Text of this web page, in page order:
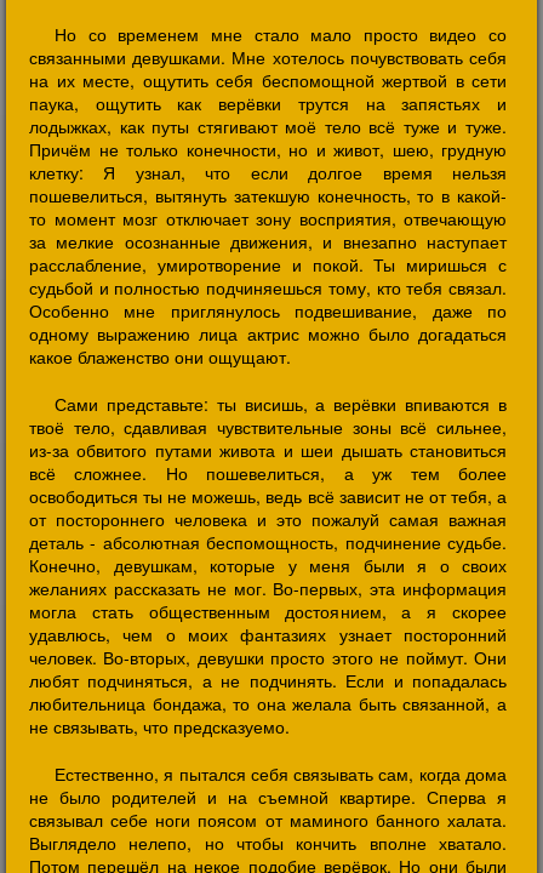
Но со временем мне стало мало просто видео со
связанными девушками. Мне хотелось почувствовать себя
на их месте, ощутить себя беспомощной жертвой в сети
паука, ощутить как верёвки трутся на запястьях и
лодыжках, как путы стягивают моё тело всё туже и туже.
Причём не только конечности, но и живот, шею, грудную
клетку: Я узнал, что если долгое время нельзя
пошевелиться, вытянуть затекшую конечность, то в какой-
то момент мозг отключает зону восприятия, отвечающую
за мелкие осознанные движения, и внезапно наступает
расслабление, умиротворение и покой. Ты миришься с
судьбой и полностью подчиняешься тому, кто тебя связал.
Особенно мне приглянулось подвешивание, даже по
одному выражению лица актрис можно было догадаться
какое блаженство они ощущают.
Сами представьте: ты висишь, а верёвки впиваются в
твоё тело, сдавливая чувствительные зоны всё сильнее,
из-за обвитого путами живота и шеи дышать становиться
всё сложнее. Но пошевелиться, а уж тем более
освободиться ты не можешь, ведь всё зависит не от тебя, а
от постороннего человека и это пожалуй самая важная
деталь - абсолютная беспомощность, подчинение судьбе.
Конечно, девушкам, которые у меня были я о своих
желаниях рассказать не мог. Во-первых, эта информация
могла стать общественным достоянием, а я скорее
удавлюсь, чем о моих фантазиях узнает посторонний
человек. Во-вторых, девушки просто этого не поймут. Они
любят подчиняться, а не подчинять. Если и попадалась
любительница бондажа, то она желала быть связанной, а
не связывать, что предсказуемо.
Естественно, я пытался себя связывать сам, когда дома
не было родителей и на съемной квартире. Сперва я
связывал себе ноги поясом от маминого банного халата.
Выглядело нелепо, но чтобы кончить вполне хватало.
Потом перешёл на некое подобие верёвок. Но они были